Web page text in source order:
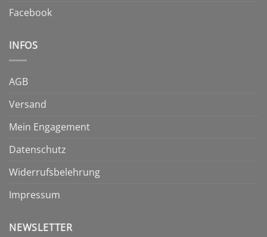
Facebook
INFOS
AGB
Versand
Mein Engagement
Datenschutz
Widerrufsbelehrung
Impressum
NEWSLETTER